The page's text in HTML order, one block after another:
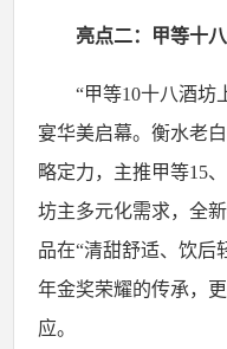
亮点二：甲等十
“甲等10十八酒坊
宴华美启幕。衡水老
略定力，主推甲等15
坊主多元化需求，全
品在“清甜舒适、饮后
年金奖荣耀的传承，
应。